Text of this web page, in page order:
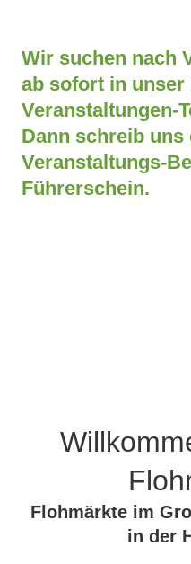
Wir suchen nach
ab sofort in unser
Veranstaltungen-
Dann schreib
Veranstaltungs-
Führerschein.
Flohmärkte im
in der